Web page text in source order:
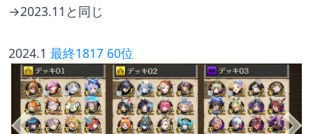
→2023.11と同じ
2024.1 最終1817 60位